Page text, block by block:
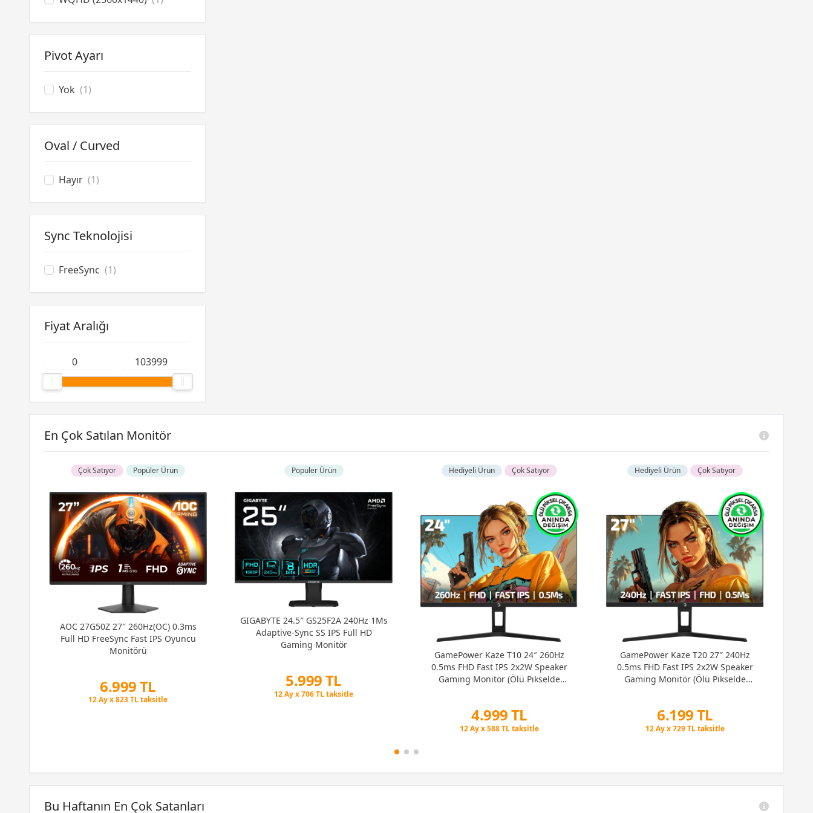
Pivot Ayarı
Yok (1)
Oval / Curved
Hayır (1)
Sync Teknolojisi
FreeSync (1)
Fiyat Aralığı
En Çok Satılan Monitör
Çok Satıyor Popüler Ürün
AOC 27G50Z 27″ 260Hz(OC) 0.3ms
Full HD FreeSync Fast IPS Oyuncu
Monitörü
6.999 TL
Peşin Fiyatına 6 Taksit
Popüler Ürün
GIGABYTE 24.5″ GS25F2A 240Hz 1Ms
Adaptive-Sync SS IPS Full HD
Gaming Monitör
5.999 TL
Peşin Fiyatına 6 Taksit
Hediyeli Ürün Çok Satıyor
GamePower Kaze T10 24″ 260Hz
0.5ms FHD Fast IPS 2x2W Speaker
Gaming Monitör (Ölü Pikselde
4.999 TL
Peşin Fiyatına 6 Taksit
Hediyeli Ürün Çok Satıyor
GamePower Kaze T20 27″ 240Hz
0.5ms FHD Fast IPS 2x2W Speaker
Gaming Monitör (Ölü Pikselde
6.199 TL
Peşin Fiyatına 6 Taksit
Bu Haftanın En Çok Satanları